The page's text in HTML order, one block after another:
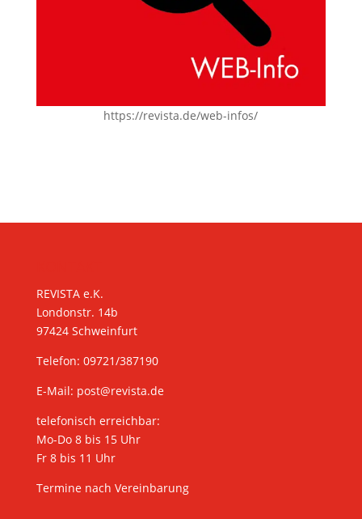
https://revista.de/web-infos/
REVISTA e.K.
Londonstr. 14b
97424 Schweinfurt
Telefon: 09721/387190
E-Mail: post@revista.de
telefonisch erreichbar:
Mo-Do 8 bis 15 Uhr
Fr 8 bis 11 Uhr
Termine nach Vereinbarung